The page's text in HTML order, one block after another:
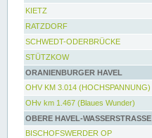
KIETZ
RATZDORF
SCHWEDT-ODERBRÜCKE
STÜTZKOW
ORANIENBURGER HAVEL
OHV KM 3.014 (HOCHSPANNUNG)
OHv km 1.467 (Blaues Wunder)
OBERE HAVEL-WASSERSTRASSE
BISCHOFSWERDER OP